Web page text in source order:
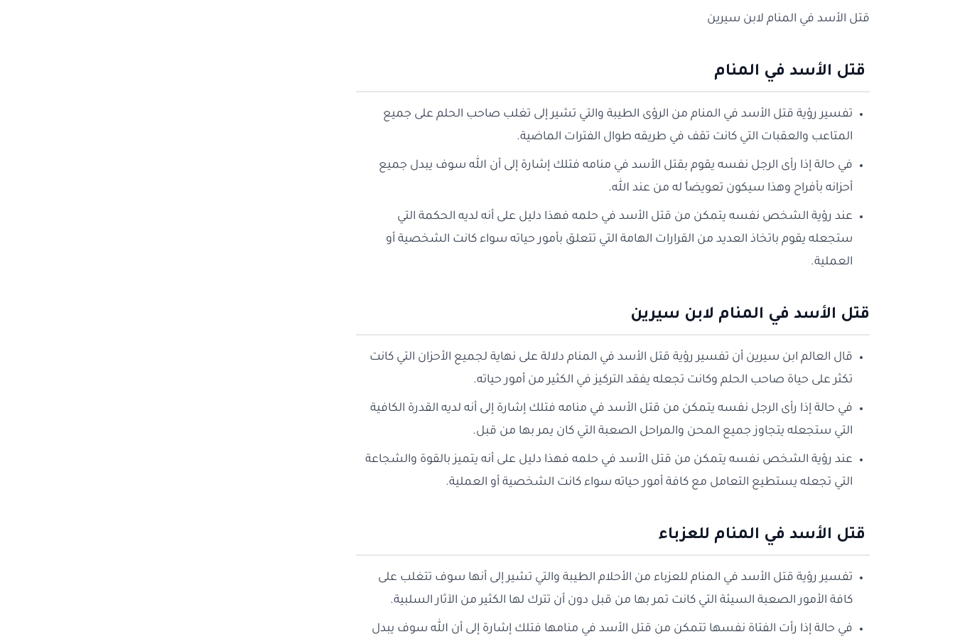
قتل الأسد في المنام لابن سيرين
قتل الأسد في المنام
تفسير رؤية قتل الأسد في المنام من الرؤى الطيبة والتي تشير إلى تغلب صاحب الحلم على جميع
المتاعب والعقبات التي كانت تقف في طريقه طوال الفترات الماضية.
في حالة إذا رأى الرجل نفسه يقوم بقتل الأسد في منامه فتلك إشارة إلى أن الله سوف يبدل جميع
أحزانه بأفراح وهذا سيكون تعويضاً له من عند الله.
عند رؤية الشخص نفسه يتمكن من قتل الأسد في حلمه فهذا دليل على أنه لديه الحكمة التي
ستجعله يقوم باتخاذ العديد من القرارات الهامة التي تتعلق بأمور حياته سواء كانت الشخصية أو
العملية.
قتل الأسد في المنام لابن سيرين
قال العالم ابن سيرين أن تفسير رؤية قتل الأسد في المنام دلالة على نهاية لجميع الأحزان التي كانت
تكثر على حياة صاحب الحلم وكانت تجعله يفقد التركيز في الكثير من أمور حياته.
في حالة إذا رأى الرجل نفسه يتمكن من قتل الأسد في منامه فتلك إشارة إلى أنه لديه القدرة الكافية
التي ستجعله يتجاوز جميع المحن والمراحل الصعبة التي كان يمر بها من قبل.
عند رؤية الشخص نفسه يتمكن من قتل الأسد في حلمه فهذا دليل على أنه يتميز بالقوة والشجاعة
التي تجعله يستطيع التعامل مع كافة أمور حياته سواء كانت الشخصية أو العملية.
قتل الأسد في المنام للعزباء
تفسير رؤية قتل الأسد في المنام للعزباء من الأحلام الطيبة والتي تشير إلى أنها سوف تتغلب على
كافة الأمور الصعبة السيئة التي كانت تمر بها من قبل دون أن تترك لها الكثير من الآثار السلبية.
في حالة إذا رأت الفتاة نفسها تتمكن من قتل الأسد في منامها فتلك إشارة إلى أن الله سوف يبدل